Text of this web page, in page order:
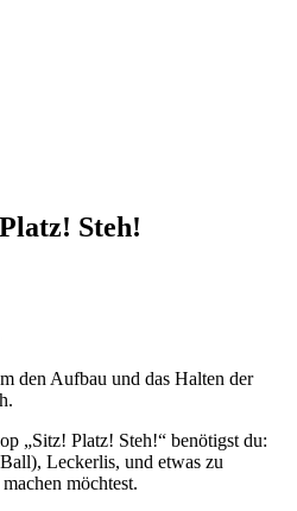
Steh!
den Aufbau und das Halten der
„Sitz! Platz! Steh!“ benötigst du:
Leckerlis, und etwas zu
möchtest.